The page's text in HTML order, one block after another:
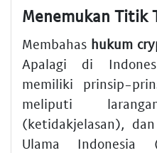
Menemukan Titik
Membahas hukum
Apalagi di
memiliki prinsip-
meliputi
(ketidakjelasan),
Ulama Indonesia